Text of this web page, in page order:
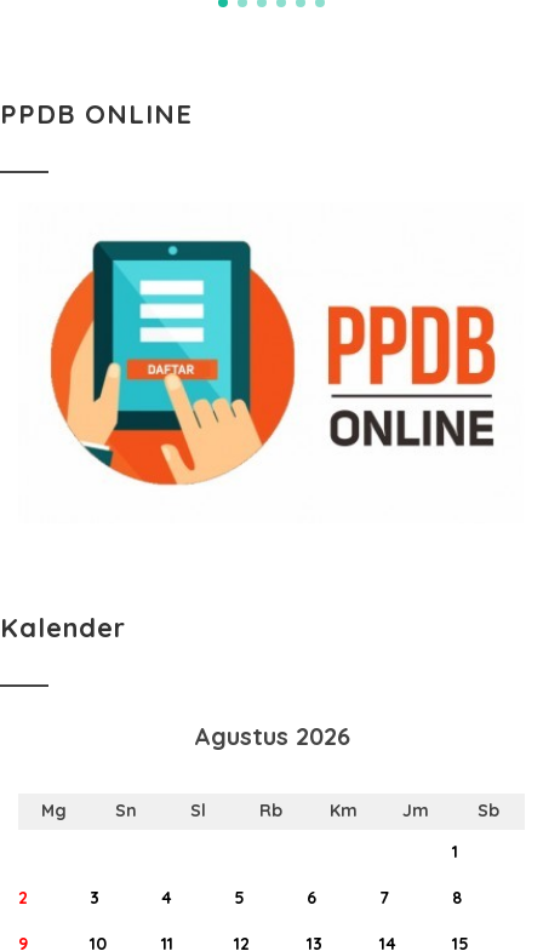
PPDB ONLINE
Kalender
Agustus 2026
Mg Sn Sl Rb Km Jm
Sb
1
2 3 4 5 6 7 8
9 10 11 12 13 14 15